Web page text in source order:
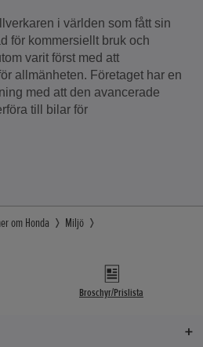
i världen som fått sin
för kommersiellt bruk och
varit först med att
allmänheten. Företaget har en
med att den avancerade
till bilar för
om Honda
Miljö
Broschyr/Prislista